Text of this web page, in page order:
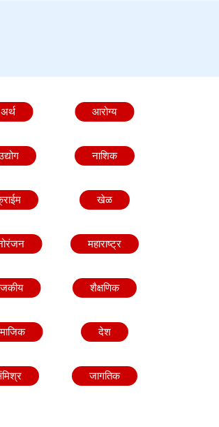
अर्थ आरोग्य
नाशिक
खेळ
महाराष्ट्र
शैक्षणिक
देश
जागतिक